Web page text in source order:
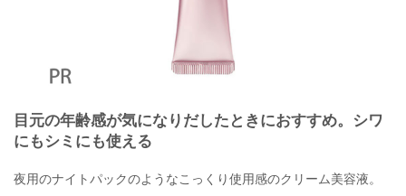
目元の年齢感が気になりだしたときにおすすめ。シワ
にもシミにも使える
夜用のナイトパックのようなこっくり使用感のクリーム美容液。